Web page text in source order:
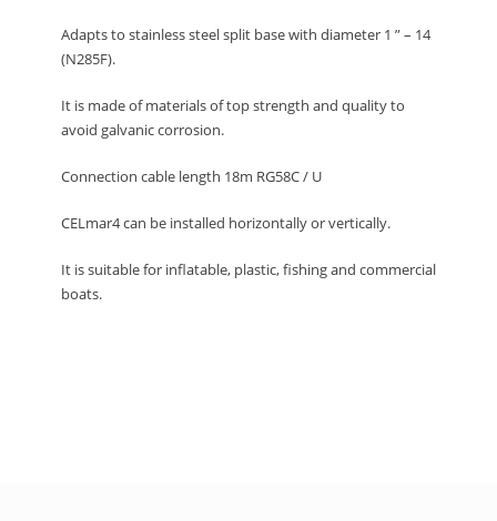
Adapts to stainless steel split base with diameter 1 ” – 14
(N285F).
It is made of materials of top strength and quality to
avoid galvanic corrosion.
Connection cable length 18m RG58C / U
CELmar4 can be installed horizontally or vertically.
It is suitable for inflatable, plastic, fishing and commercial
boats.